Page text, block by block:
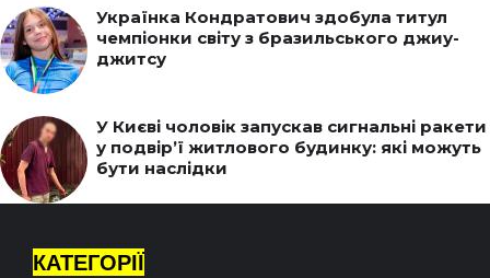
Українка Кондратович здобула титул
чемпіонки світу з бразильського джиу-
джитсу
У Києві чоловік запускав сигнальні ракети
у подвір’ї житлового будинку: які можуть
бути наслідки
КАТЕГОРІЇ